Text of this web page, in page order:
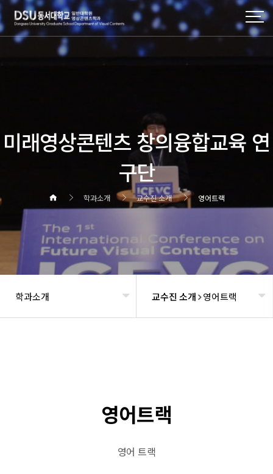
미래영상콘텐츠 창의융합교육 연
구단
학과소개 교수진 소개 영어트랙
학과소개 교수진 소개 영어트랙
영어트랙
영어 트랙